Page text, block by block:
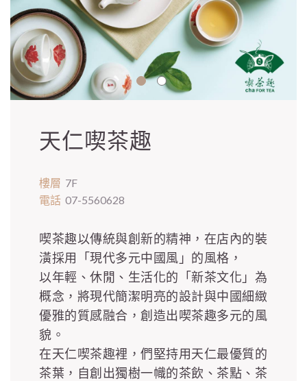
天仁喫茶趣
樓層 7F
電話 07-5560628
喫茶趣以傳統與創新的精神，在店內的裝
潢採用「現代多元中國風」的風格，
以年輕、休閒、生活化的「新茶文化」為
概念，將現代簡潔明亮的設計與中國細緻
優雅的質感融合，創造出喫茶趣多元的風
貌。
在天仁喫茶趣裡，們堅持用天仁最優質的
茶葉，自創出獨樹一幟的茶飲、茶點、茶